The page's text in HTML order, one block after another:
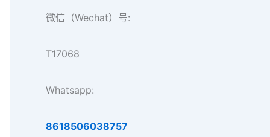
微信（Wechat）号:
T17068
Whatsapp:
8618506038757